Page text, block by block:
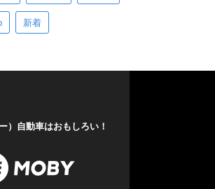
新着
）自動車はおもしろい！